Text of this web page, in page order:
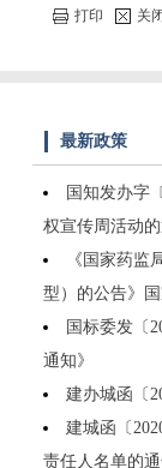
打印 关闭
最新政策
国知发办字
权宣传周活动的
《国家药监
型）的公告》
国标委发〔
通知》
建办城函〔
建城函〔
责任人名单的通